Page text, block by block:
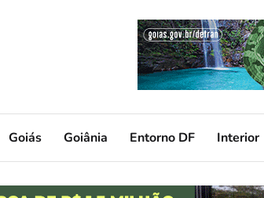
Goiás Goiânia Entorno DF Interior